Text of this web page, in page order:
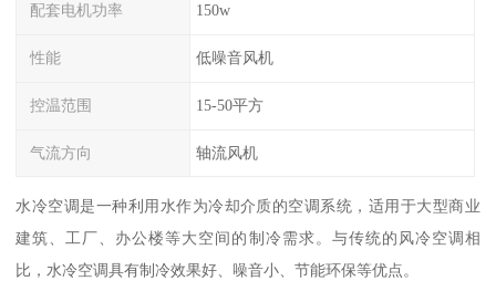
配套电机功率 150w
性能 低噪音风机
控温范围 15-50平方
气流方向 轴流风机
水冷空调是一种利用水作为冷却介质的空调系统，适用于大型商业
建筑、工厂、办公楼等大空间的制冷需求。与传统的风冷空调相
比，水冷空调具有制冷效果好、噪音小、节能环保等优点。